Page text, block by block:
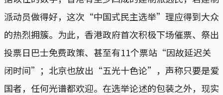
派动员做得好，这次“中国式民主选举”理应得到大众
的热烈拥簇。为此，香港政府首次积极下场催票、祭出
投票日巴士免费政策、甚至有11个票站“因故延迟关
闭时间”；北京也放出“五光十色论”，声称只要是爱
国者，任何光谱都欢迎。在选举论述的包装之外，现实